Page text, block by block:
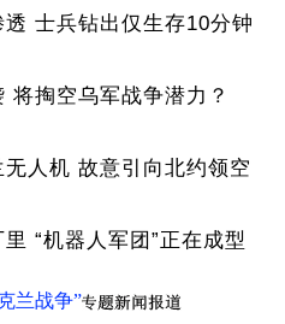
士兵钻出仅生存10分钟
将掏空乌军战争潜力？
人机 故意引向北约领空
“机器人军团”正在成型
兰战争”